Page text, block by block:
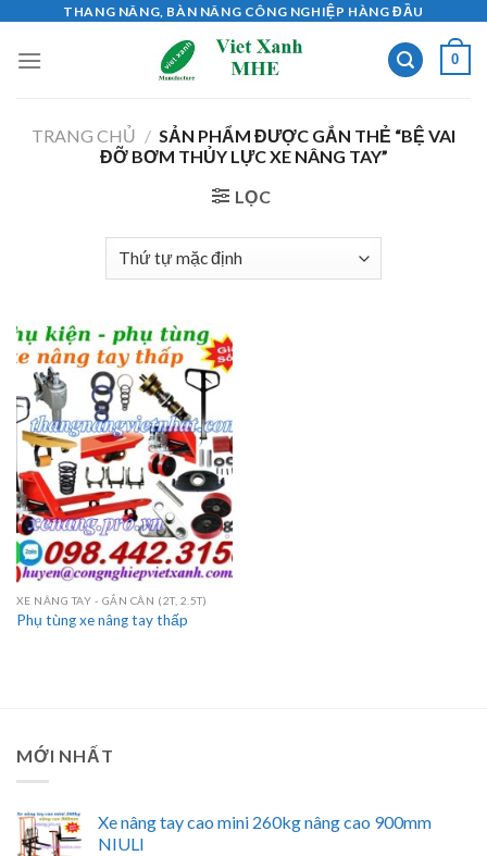
content
THANG NÂNG, BÀN NÂNG CÔNG NGHIỆP HÀNG ĐẦU
0
TRANG CHỦ / SẢN PHẨM ĐƯỢC GẮN THẺ “BỆ VAI
ĐỠ BƠM THỦY LỰC XE NÂNG TAY”
LỌC
XE NÂNG TAY - GẮN CÂN (2T, 2.5T)
Phụ tùng xe nâng tay thấp
MỚI NHẤT
Xe nâng tay cao mini 260kg nâng cao 900mm
NIULI